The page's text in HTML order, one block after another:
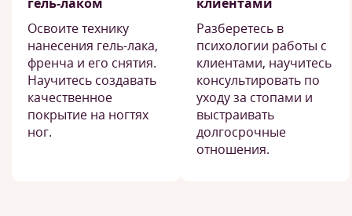
Освоите технику
нанесения гель-лака,
френча и его снятия.
Научитесь создавать
качественное
покрытие на ногтях
ног.
Разберетесь в
психологии работы с
клиентами, научитесь
консультировать по
уходу за стопами и
выстраивать
долгосрочные
отношения.